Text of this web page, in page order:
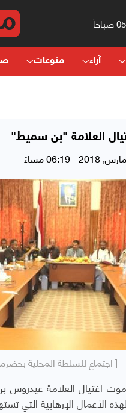
آراء منوعات
العلامة "بن سميط"
[ اجتماع للسلطة المحلية
اغتيال العلامة
الإرهابية التي